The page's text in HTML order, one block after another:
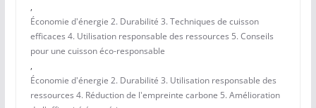
,
Économie d'énergie 2. Durabilité 3. Techniques de cuisson
efficaces 4. Utilisation responsable des ressources 5. Conseils
pour une cuisson éco-responsable
,
Économie d'énergie 2. Durabilité 3. Utilisation responsable des
ressources 4. Réduction de l'empreinte carbone 5. Amélioration